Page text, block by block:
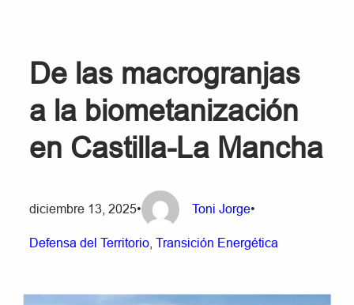
De las macrogranjas
a la biometanización
en Castilla-La Mancha
diciembre 13, 2025• Toni Jorge•
Defensa del Territorio , Transición Energética